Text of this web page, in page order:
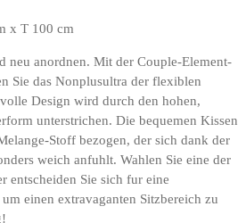
x T 100 cm
neu anordnen. Mit der Couple-Element-
Sie das Nonplusultra der flexiblen
Design wird durch den hohen,
unterstrichen. Die bequemen Kissen
Stoff bezogen, der sich dank der
weich anfuhlt. Wahlen Sie eine der
entscheiden Sie sich fur eine
einen extravaganten Sitzbereich zu